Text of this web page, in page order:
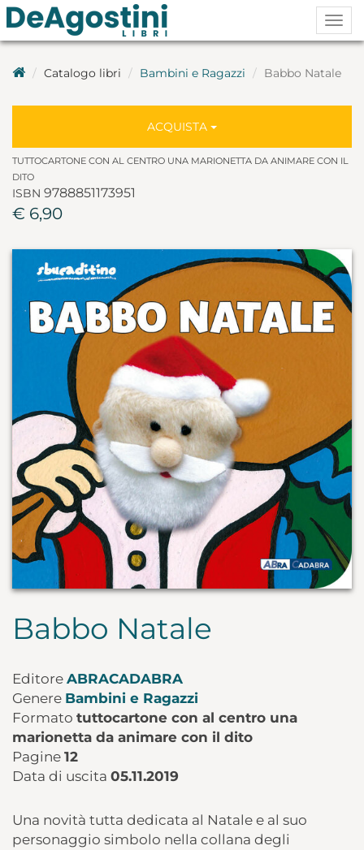
Catalogo libri Bambini e Ragazzi Babbo Natale
ACQUISTA
TUTTOCARTONE CON AL CENTRO UNA MARIONETTA DA ANIMARE CON IL
DITO
ISBN 9788851173951
€ 6,90
Babbo Natale
Editore ABRACADABRA
Genere Bambini e Ragazzi
Formato tuttocartone con al centro una
marionetta da animare con il dito
Pagine 12
Data di uscita 05.11.2019
Una novità tutta dedicata al Natale e al suo
personaggio simbolo nella collana degli